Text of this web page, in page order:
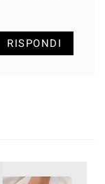
RISPONDI